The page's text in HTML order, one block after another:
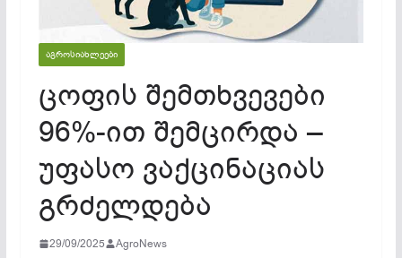
ᲐᲒᲠᲝᲡᲘᲐᲮᲚᲔᲔᲑᲘ
ცოფის შემთხვევები
96%-ით შემცირდა –
უფასო ვაქცინაციას
გრძელდება
29/09/2025 AgroNews